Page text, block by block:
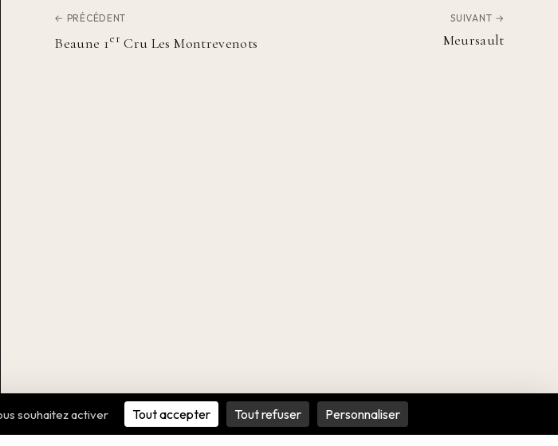
← PRÉCÉDENT
Beaune 1er Cru Les Montrevenots
SUIVANT →
Meursault
souhaitez activer Tout accepter Tout refuser Personnaliser